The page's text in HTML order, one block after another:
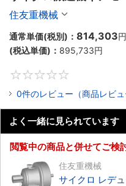
住友重機械
通常単価(税別)： 814,303円
(税込単価)： 895,733円
0件のレビュー（商品レビュ
よく一緒に見られています
閲覧中の商品と併せてご検
住友重機械
サイクロ レデ